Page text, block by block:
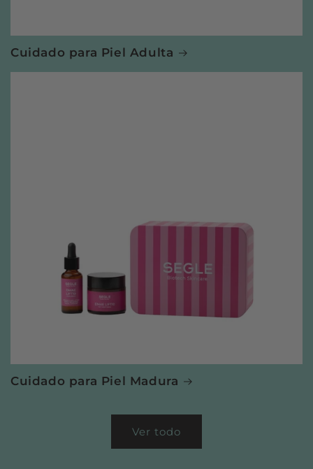
Cuidado para Piel Adulta
Cuidado para Piel Madura
Ver todo